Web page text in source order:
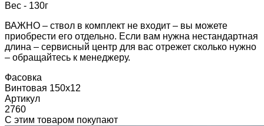
Вес - 130г
ВАЖНО – ствол в комплект не входит – вы можете
приобрести его отдельно. Если вам нужна нестандартная
длина – сервисный центр для вас отрежет сколько нужно
– обращайтесь к менеджеру.
Фасовка
Винтовая 150х12
Артикул
2760
С этим товаром покупают